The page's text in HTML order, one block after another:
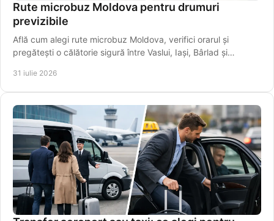
Rute microbuz Moldova pentru drumuri
previzibile
Află cum alegi rute microbuz Moldova, verifici orarul și
pregătești o călătorie sigură între Vaslui, Iași, Bârlad și
31 iulie 2026